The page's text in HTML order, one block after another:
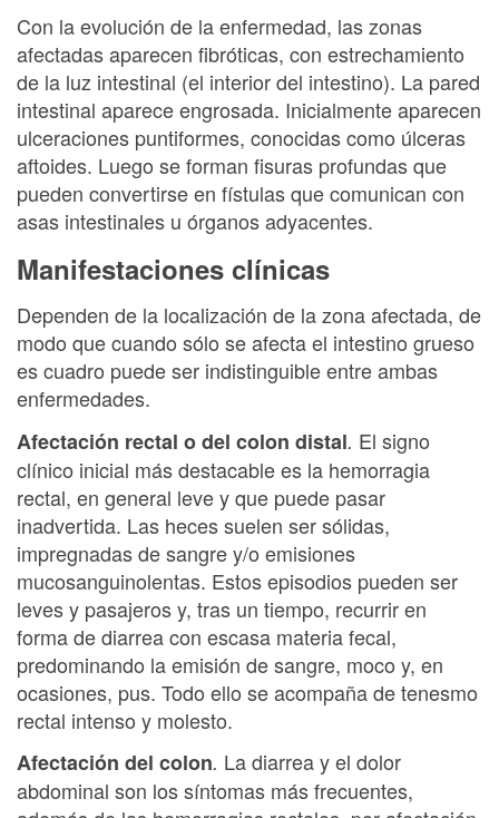
Con la evolución de la enfermedad, las zonas
afectadas aparecen fibróticas, con estrechamiento
de la luz intestinal (el interior del intestino). La pared
intestinal aparece engrosada. Inicialmente aparecen
ulceraciones puntiformes, conocidas como úlceras
aftoides. Luego se forman fisuras profundas que
pueden convertirse en fístulas que comunican con
asas intestinales u órganos adyacentes.
Manifestaciones clínicas
Dependen de la localización de la zona afectada, de
modo que cuando sólo se afecta el intestino grueso
es cuadro puede ser indistinguible entre ambas
enfermedades.
Afectación rectal o del colon distal. El signo
clínico inicial más destacable es la hemorragia
rectal, en general leve y que puede pasar
inadvertida. Las heces suelen ser sólidas,
impregnadas de sangre y/o emisiones
mucosanguinolentas. Estos episodios pueden ser
leves y pasajeros y, tras un tiempo, recurrir en
forma de diarrea con escasa materia fecal,
predominando la emisión de sangre, moco y, en
ocasiones, pus. Todo ello se acompaña de tenesmo
rectal intenso y molesto.
Afectación del colon. La diarrea y el dolor
abdominal son los síntomas más frecuentes,